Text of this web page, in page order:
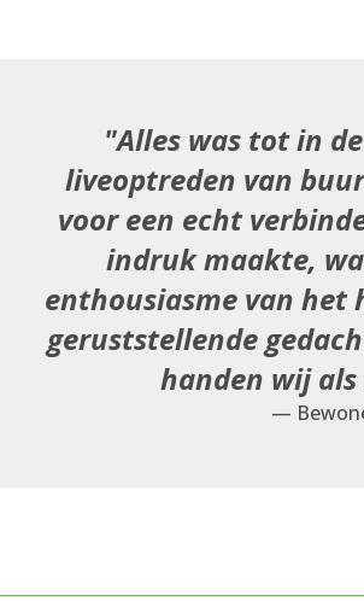
Alles was tot in
liveoptreden van
voor een echt
indruk maakte,
enthousiasme van het
geruststellende
handen wij
—